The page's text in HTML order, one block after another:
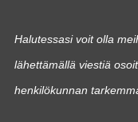
Halutessasi voit olla
lähettämällä viestiä
henkilökunnan